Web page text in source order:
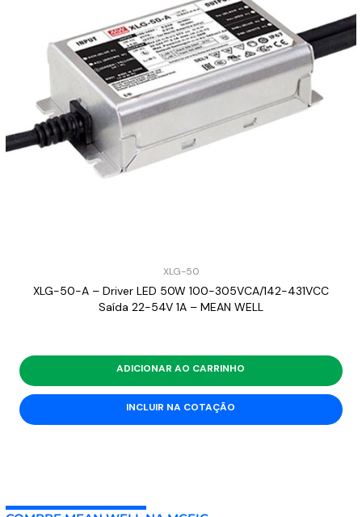
XLG-50
XLG-50-A – Driver LED 50W 100-305VCA/142-431VCC
Saída 22-54V 1A – MEAN WELL
ADICIONAR AO CARRINHO
INCLUIR NA COTAÇÃO